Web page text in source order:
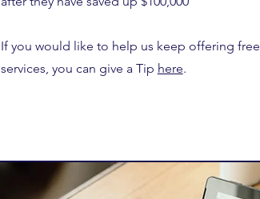
If you would like to help us keep offering free
services, you can give a Tip here.